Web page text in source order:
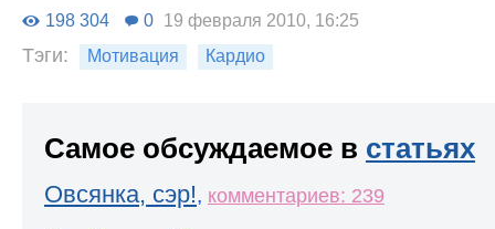
198 304 0 19 февраля 2010, 16:25
Тэги: Мотивация Кардио
Самое обсуждаемое в статьях
Овсянка, сэр!, комментариев: 239